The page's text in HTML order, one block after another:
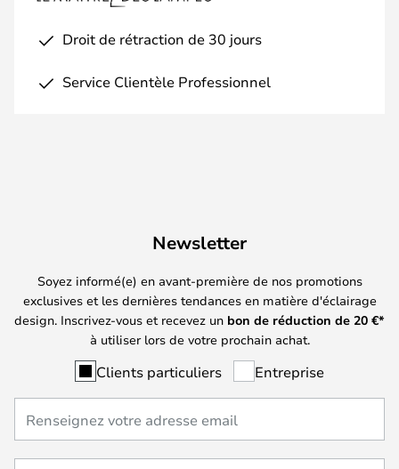
Droit de rétraction de 30 jours
Service Clientèle Professionnel
Newsletter
Soyez informé(e) en avant-première de nos promotions
exclusives et les dernières tendances en matière d'éclairage
design. Inscrivez-vous et recevez un bon de réduction de 20 €*
à utiliser lors de votre prochain achat.
Clients particuliers Entreprise